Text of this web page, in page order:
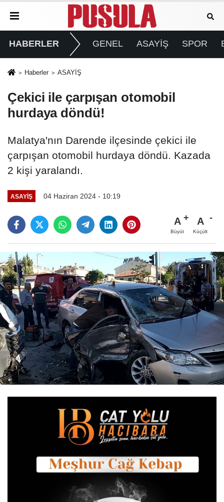
HABERLER GENEL ASAYİŞ SPOR
Haberler ASAYİŞ
Çekici ile çarpışan otomobil
hurdaya döndü!
Malatya'nın Darende ilçesinde çekici ile
çarpışan otomobil hurdaya döndü. Kazada
2 kişi yaralandı.
ASAYİŞ 04 Haziran 2024 - 10:19
A
Büyüt
A
Küçült